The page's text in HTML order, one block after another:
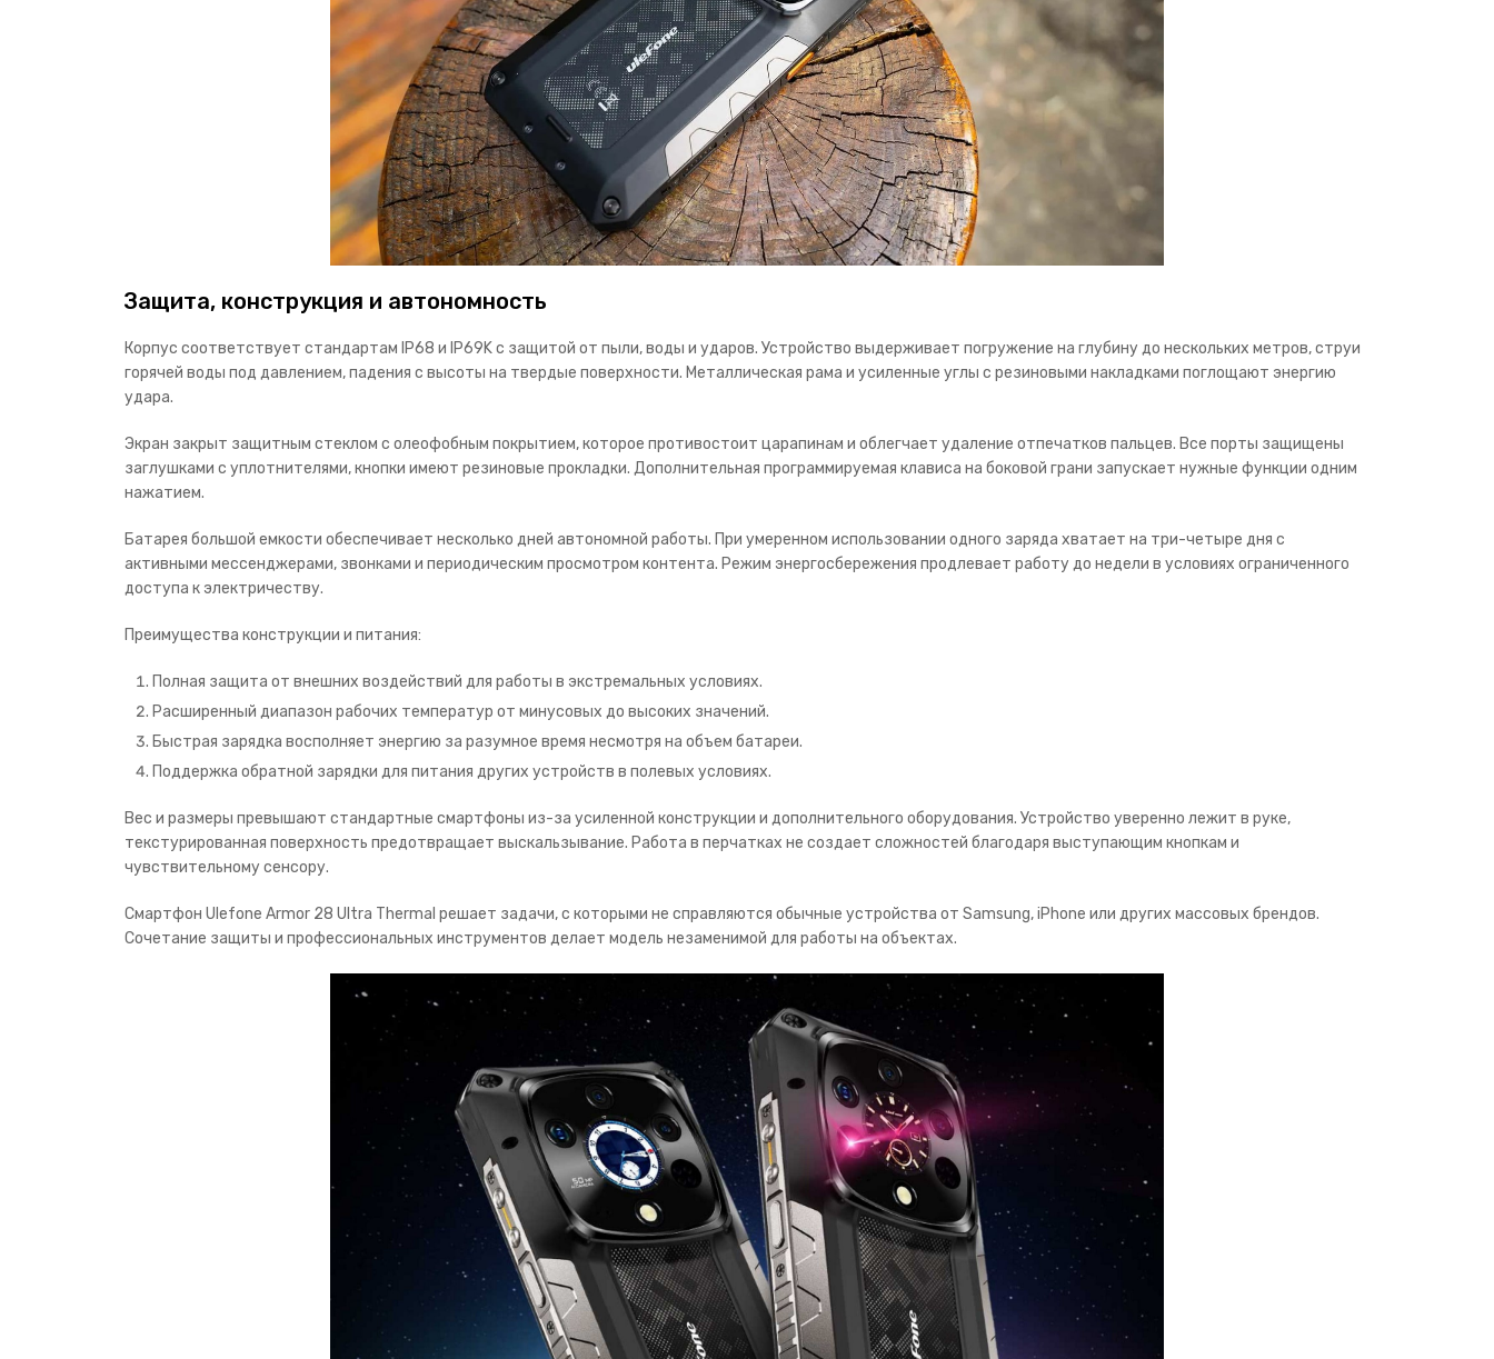
Защита, конструкция и автономность
Корпус соответствует стандартам IP68 и IP69K с защитой от пыли, воды и ударов. Устройство выдерживает погружение на глубину до нескольких метров, струи
горячей воды под давлением, падения с высоты на твердые поверхности. Металлическая рама и усиленные углы с резиновыми накладками поглощают энергию
удара.
Экран закрыт защитным стеклом с олеофобным покрытием, которое противостоит царапинам и облегчает удаление отпечатков пальцев. Все порты защищены
заглушками с уплотнителями, кнопки имеют резиновые прокладки. Дополнительная программируемая клависа на боковой грани запускает нужные функции одним
нажатием.
Батарея большой емкости обеспечивает несколько дней автономной работы. При умеренном использовании одного заряда хватает на три-четыре дня с
активными мессенджерами, звонками и периодическим просмотром контента. Режим энергосбережения продлевает работу до недели в условиях ограниченного
доступа к электричеству.
Преимущества конструкции и питания:
Полная защита от внешних воздействий для работы в экстремальных условиях.
Расширенный диапазон рабочих температур от минусовых до высоких значений.
Быстрая зарядка восполняет энергию за разумное время несмотря на объем батареи.
Поддержка обратной зарядки для питания других устройств в полевых условиях.
Вес и размеры превышают стандартные смартфоны из-за усиленной конструкции и дополнительного оборудования. Устройство уверенно лежит в руке,
текстурированная поверхность предотвращает выскальзывание. Работа в перчатках не создает сложностей благодаря выступающим кнопкам и
чувствительному сенсору.
Смартфон Ulefone Armor 28 Ultra Thermal решает задачи, с которыми не справляются обычные устройства от Samsung, iPhone или других массовых брендов.
Сочетание защиты и профессиональных инструментов делает модель незаменимой для работы на объектах.